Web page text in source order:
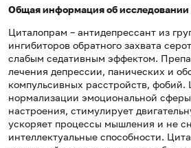
Общая информация об исследовании
Циталопрам – антидепрессант из
ингибиторов обратного захвата
слабым седативным эффектом.
лечения депрессии, панических и
компульсивных расстройств,
нормализации эмоциональной
настроения, стимулирует
ускоряет процессы мышления и не
интеллектуальные способности.